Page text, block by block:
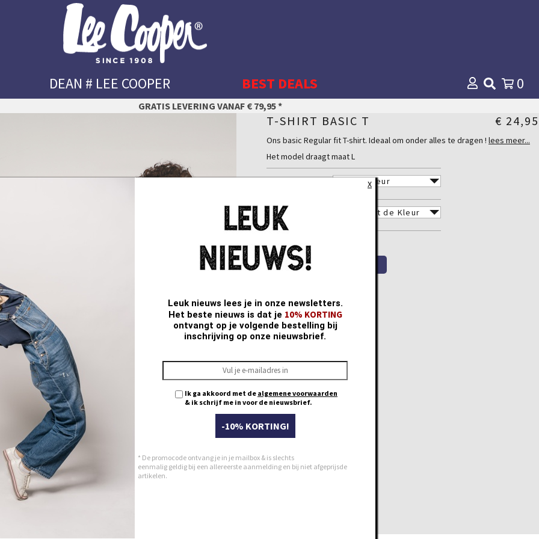
DEAN # LEE COOPER BEST DEALS 0
GRATIS LEVERING VANAF € 79,95 *
T-SHIRT BASIC T € 24,95
Ons basic Regular fit T-shirt. Ideaal om onder alles te dragen ! lees meer...
Interessante prijs !
Materiaal
100 % Katoen
Het model draagt maat L
KLEUR
MAAT
QTY
X
Leuk nieuws lees je in onze newsletters.
Het beste nieuws is dat je 10% KORTING
ontvangt op je volgende bestelling bij
inschrijving op onze nieuwsbrief.
Ik ga akkoord met de algemene voorwaarden
& ik schrijf me in voor de nieuwsbrief.
-10% KORTING!
* De promocode ontvang je in je mailbox & is slechts
eenmalig geldig bij een allereerste aanmelding en bij niet afgeprijsde
artikelen.